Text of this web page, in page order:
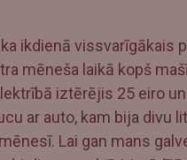
ikdienā vissvarīgākais
mēneša laikā kopš
iztērējis 25 eiro
ar auto, kam bija divu
Lai gan mans